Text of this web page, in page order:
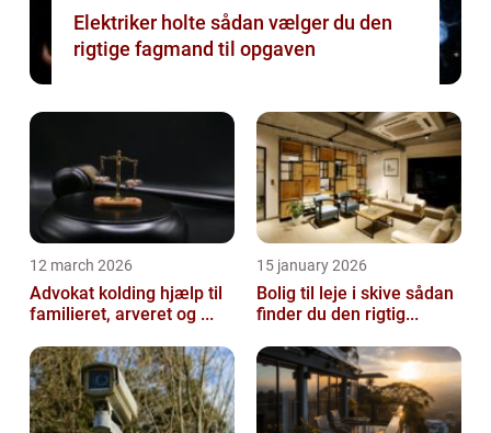
Elektriker holte sådan vælger du den
rigtige fagmand til opgaven
12 march 2026
Advokat kolding hjælp til
familieret, arveret og ...
15 january 2026
Bolig til leje i skive sådan
finder du den rigtig...